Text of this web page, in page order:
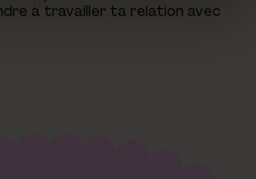
à travailler ta relation avec